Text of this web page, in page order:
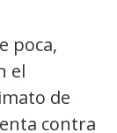
poca,
el
de
contra